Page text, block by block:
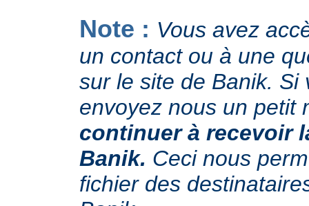
Note : Vous avez
un contact ou à une
sur le site de Banik. Si
envoyez nous un petit
continuer à recevoir
Banik. Ceci nous
fichier des